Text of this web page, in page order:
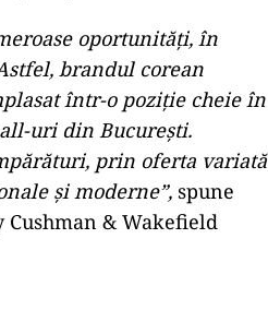
oportunităţi, în
brandul corean
într-o poziție cheie în
uri din București.
prin oferta variată
şi moderne”, spune
Cushman & Wakefield